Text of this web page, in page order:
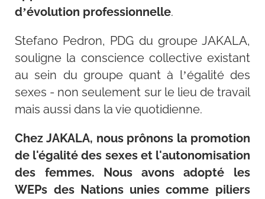
d’évolution professionnelle.
Stefano Pedron, PDG du groupe JAKALA,
souligne la conscience collective existant
au sein du groupe quant à l’égalité des
sexes - non seulement sur le lieu de travail
mais aussi dans la vie quotidienne.
Chez JAKALA, nous prônons la promotion
de l'égalité des sexes et l'autonomisation
des femmes. Nous avons adopté les
WEPs des Nations unies comme piliers